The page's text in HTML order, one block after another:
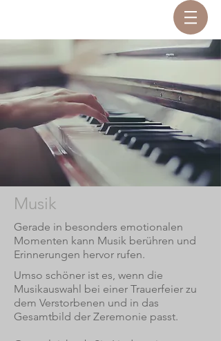
Musik
Gerade in besonders emotionalen
Momenten kann Musik berühren und
Erinnerungen hervor rufen.
Umso schöner ist es, wenn die
Musikauswahl bei einer Trauerfeier zu
dem Verstorbenen und in das
Gesamtbild der Zeremonie passt.